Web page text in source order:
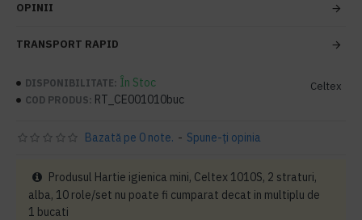
OPINII
TRANSPORT RAPID
DISPONIBILITATE: În Stoc
COD PRODUS: RT_CE001010buc
Celtex
Bazată pe 0 note. - Spune-ţi opinia
Produsul Hartie igienica mini, Celtex 1010S, 2 straturi,
alba, 10 role/set nu poate fi cumparat decat in multiplu de
1 bucati